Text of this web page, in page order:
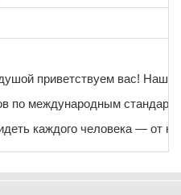
приветствуем вас! Наша
по международным
каждого человека — от